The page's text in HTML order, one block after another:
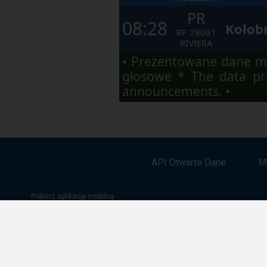
08:28
PR
RP 78091
RIVIERA
• Prezentowane dane
głosowe * The data
announcements. •
API Otwarte Dane
Pobierz aplikację mobilną: